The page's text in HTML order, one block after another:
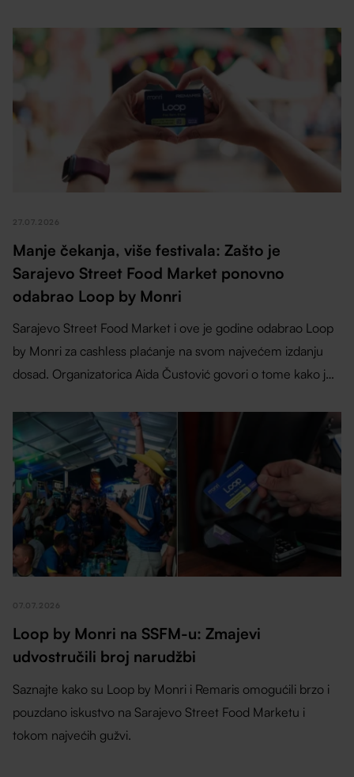
SinglePOS uređaji pomogli izlagačima da ubrzaju uslugu,
pojednostave rad i gostima pruže bolje festivalsko iskustvo.
27.07.2026
Manje čekanja, više festivala: Zašto je
Sarajevo Street Food Market ponovno
odabrao Loop by Monri
Sarajevo Street Food Market i ove je godine odabrao Loop
by Monri za cashless plaćanje na svom najvećem izdanju
dosad. Organizatorica Aida Čustović govori o tome kako je
iskustvu za posjetitelje, izlagače i organizatore.
07.07.2026
Loop by Monri na SSFM-u: Zmajevi
udvostručili broj narudžbi
Saznajte kako su Loop by Monri i Remaris omogućili brzo i
pouzdano iskustvo na Sarajevo Street Food Marketu i
tokom najvećih gužvi.